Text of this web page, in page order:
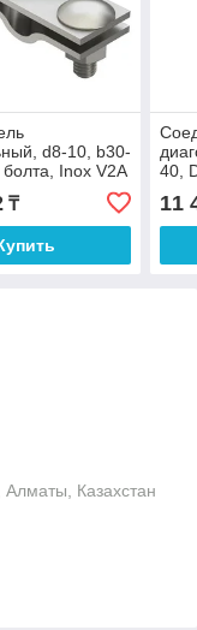
d8-10, b30-
Inox V2A
₸
40,
11
Казахстан